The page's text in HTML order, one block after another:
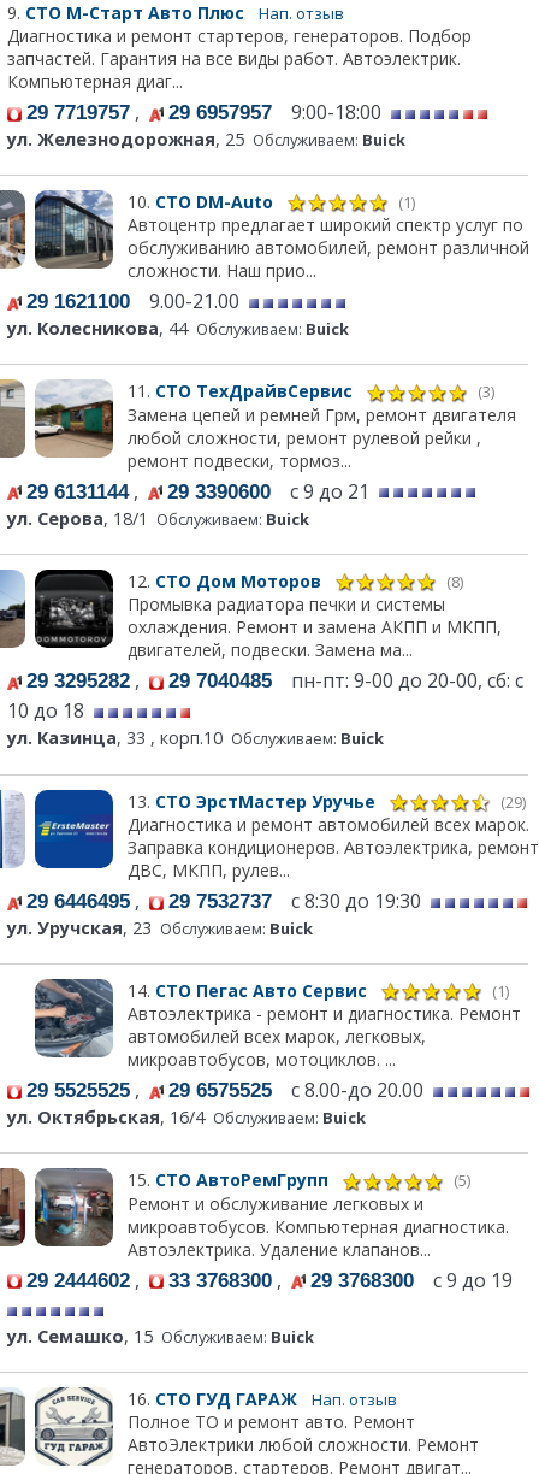
9. СТО М-Старт Авто Плюс Нап. отзыв
Диагностика и ремонт стартеров, генераторов. Подбор
запчастей. Гарантия на все виды работ. Автоэлектрик.
Компьютерная диаг...
29 7719757 , 29 6957957 9:00-18:00
ул. Железнодорожная, 25 Обслуживаем: Buick
10. СТО DM-Auto (1)
Автоцентр предлагает широкий спектр услуг по
обслуживанию автомобилей, ремонт различной
сложности. Наш прио...
29 1621100 9.00-21.00
ул. Колесникова, 44 Обслуживаем: Buick
11. СТО ТехДрайвСервис (3)
Замена цепей и ремней Грм, ремонт двигателя
любой сложности, ремонт рулевой рейки ,
ремонт подвески, тормоз...
29 6131144, 29 3390600 с 9 до 21
ул. Серова, 18/1 Обслуживаем: Buick
12. СТО Дом Моторов (8)
Промывка радиатора печки и системы
охлаждения. Ремонт и замена АКПП и МКПП,
двигателей, подвески. Замена ма...
29 3295282 , 29 7040485 пн-пт: 9-00 до 20-00, сб: с
10 до 18
ул. Казинца, 33 , корп.10 Обслуживаем: Buick
13. СТО ЭрстМастер Уручье (29)
Диагностика и ремонт автомобилей всех марок.
Заправка кондиционеров. Автоэлектрика, ремонт
ДВС, МКПП, рулев...
29 6446495 , 29 7532737 с 8:30 до 19:30
ул. Уручская, 23 Обслуживаем: Buick
14. СТО Пегас Авто Сервис (1)
Автоэлектрика - ремонт и диагностика. Ремонт
автомобилей всех марок, легковых,
микроавтобусов, мотоциклов. ...
29 5525525 , 29 6575525 с 8.00-до 20.00
ул. Октябрьская, 16/4 Обслуживаем: Buick
15. СТО АвтоРемГрупп (5)
Ремонт и обслуживание легковых и
микроавтобусов. Компьютерная диагностика.
Автоэлектрика. Удаление клапанов...
29 2444602 , 33 3768300 , 29 3768300 с 9 до 19
ул. Семашко, 15 Обслуживаем: Buick
16. СТО ГУД ГАРАЖ Нап. отзыв
Полное ТО и ремонт авто. Ремонт
АвтоЭлектрики любой сложности. Ремонт
генераторов, стартеров. Ремонт двигат...